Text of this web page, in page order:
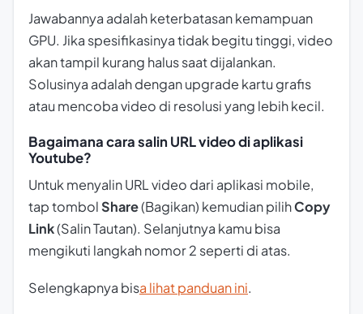
Jawabannya adalah keterbatasan kemampuan
GPU. Jika spesifikasinya tidak begitu tinggi, video
akan tampil kurang halus saat dijalankan.
Solusinya adalah dengan upgrade kartu grafis
atau mencoba video di resolusi yang lebih kecil.
Bagaimana cara salin URL video di aplikasi
Youtube?
Untuk menyalin URL video dari aplikasi mobile,
tap tombol Share(Bagikan) kemudian pilihCopy
Link(Salin Tautan). Selanjutnya kamu bisa
mengikuti langkah nomor 2 seperti di atas.
Selengkapnya bisa lihat panduan ini.